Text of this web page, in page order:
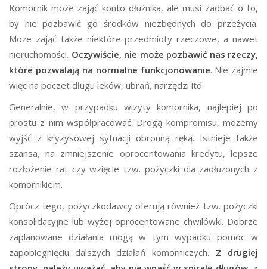
Komornik może zająć konto dłużnika, ale musi zadbać o to,
by nie pozbawić go środków niezbędnych do przeżycia.
Może zająć także niektóre przedmioty rzeczowe, a nawet
nieruchomości. Oczywiście, nie może pozbawić nas rzeczy,
które pozwalają na normalne funkcjonowanie. Nie zajmie
więc na poczet długu leków, ubrań, narzędzi itd.
Generalnie, w przypadku wizyty komornika, najlepiej po
prostu z nim współpracować. Drogą kompromisu, możemy
wyjść z kryzysowej sytuacji obronną ręką. Istnieje także
szansa, na zmniejszenie oprocentowania kredytu, lepsze
rozłożenie rat czy wzięcie tzw. pożyczki dla zadłużonych z
komornikiem.
Oprócz tego, pożyczkodawcy oferują również tzw. pożyczki
konsolidacyjne lub wyżej oprocentowane chwilówki. Dobrze
zaplanowane działania mogą w tym wypadku pomóc w
zapobiegnięciu dalszych działań komorniczych. Z drugiej